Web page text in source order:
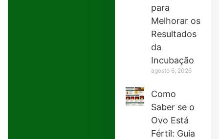
para
Melhorar os
Resultados
da
Incubação
agosto 6, 2026
Como
Saber se o
Ovo Está
Fértil: Guia